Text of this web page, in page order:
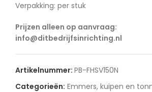
Verpakking: per stuk
Prijzen alleen op aanvraag:
info@ditbedrijfsinrichting.nl
Artikelnummer: PB-FHSV150N
Categorieën: Emmers, kuipen en